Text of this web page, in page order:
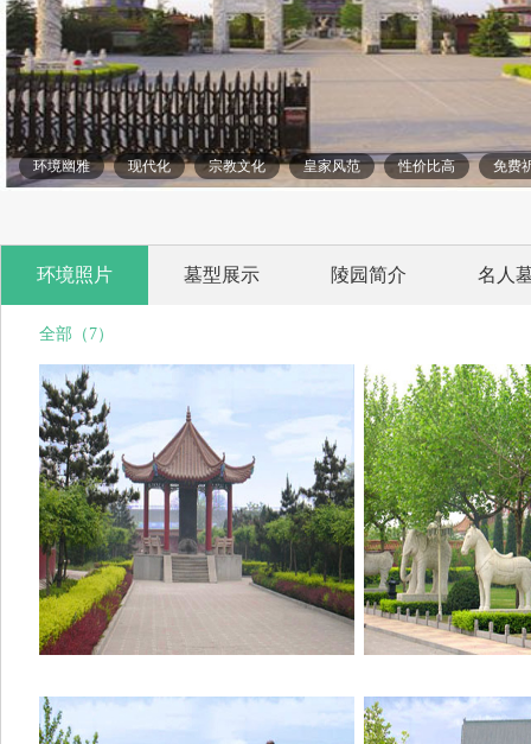
环境幽雅 现代化 宗教文化 皇家风范 性价比高 免费
环境照片 墓型展示 陵园简介 名人
全部（7）